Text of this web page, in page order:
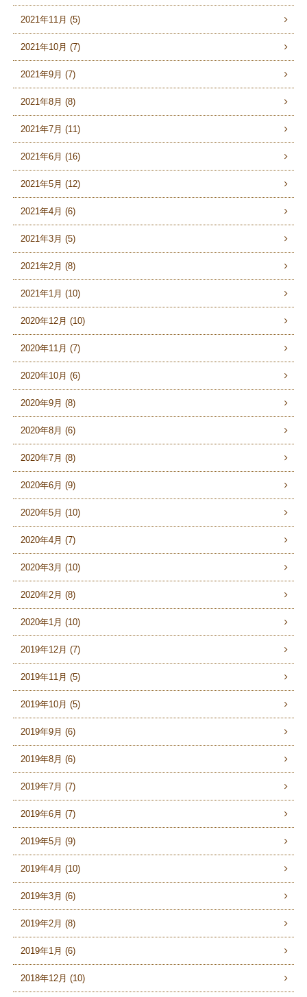
2021年11月 (5)
2021年10月 (7)
2021年9月 (7)
2021年8月 (8)
2021年7月 (11)
2021年6月 (16)
2021年5月 (12)
2021年4月 (6)
2021年3月 (5)
2021年2月 (8)
2021年1月 (10)
2020年12月 (10)
2020年11月 (7)
2020年10月 (6)
2020年9月 (8)
2020年8月 (6)
2020年7月 (8)
2020年6月 (9)
2020年5月 (10)
2020年4月 (7)
2020年3月 (10)
2020年2月 (8)
2020年1月 (10)
2019年12月 (7)
2019年11月 (5)
2019年10月 (5)
2019年9月 (6)
2019年8月 (6)
2019年7月 (7)
2019年6月 (7)
2019年5月 (9)
2019年4月 (10)
2019年3月 (6)
2019年2月 (8)
2019年1月 (6)
2018年12月 (10)